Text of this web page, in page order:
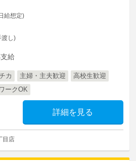
給想定)
渡し)
給
カ 主婦・主夫歓迎
高校生歓迎
ークOK
詳細を見る
目店